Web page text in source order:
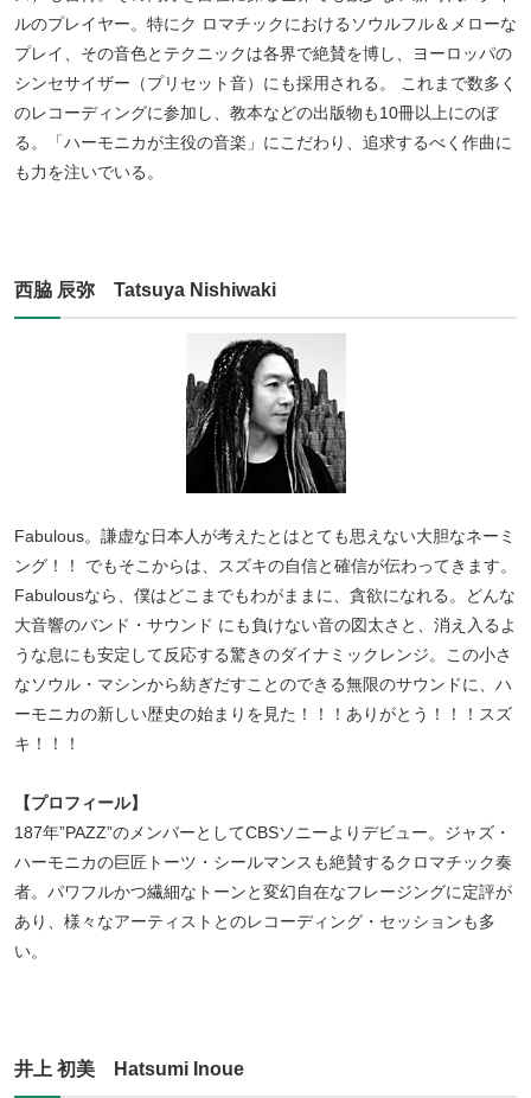
ルのプレイヤー。特にク ロマチックにおけるソウルフル＆メローな
プレイ、その音色とテクニックは各界で絶賛を博し、ヨーロッパの
シンセサイザー（プリセット音）にも採用される。 これまで数多く
のレコーディングに参加し、教本などの出版物も10冊以上にのぼ
る。「ハーモニカが主役の音楽」にこだわり、追求するべく作曲に
も力を注いでいる。
西脇 辰弥 Tatsuya Nishiwaki
Fabulous。謙虚な日本人が考えたとはとても思えない大胆なネーミ
ング！！ でもそこからは、スズキの自信と確信が伝わってきます。
Fabulousなら、僕はどこまでもわがままに、貪欲になれる。どんな
大音響のバンド・サウンド にも負けない音の図太さと、消え入るよ
うな息にも安定して反応する驚きのダイナミックレンジ。この小さ
なソウル・マシンから紡ぎだすことのできる無限のサウンドに、ハ
ーモニカの新しい歴史の始まりを見た！！！ありがとう！！！スズ
キ！！！
【プロフィール】
187年”PAZZ”のメンバーとしてCBSソニーよりデビュー。ジャズ・
ハーモニカの巨匠トーツ・シールマンスも絶賛するクロマチック奏
者。パワフルかつ繊細なトーンと変幻自在なフレージングに定評が
あり、様々なアーティストとのレコーディング・セッションも多
い。
井上 初美 Hatsumi Inoue